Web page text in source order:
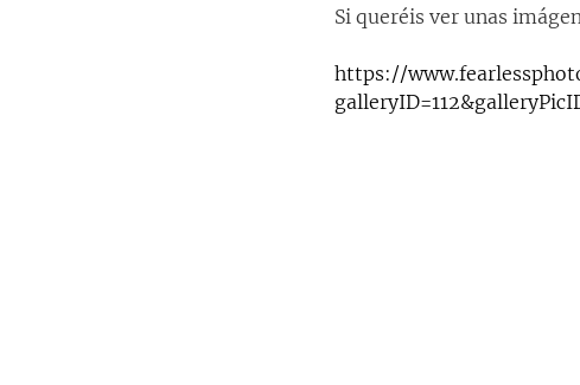
Si queréis ver unas
https://